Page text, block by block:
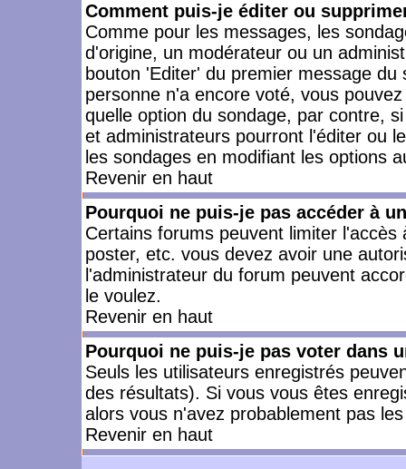
Comment puis-je éditer ou
Comme pour les messages, les
d'origine, un modérateur ou un
bouton 'Editer' du premier message
personne n'a encore voté, vous
quelle option du sondage, par contre,
et administrateurs pourront l'éditer ou
les sondages en modifiant les options
Revenir en haut
Pourquoi ne puis-je pas accéder à
Certains forums peuvent limiter
poster, etc. vous devez avoir une
l'administrateur du forum peuvent
le voulez.
Revenir en haut
Pourquoi ne puis-je pas voter dans
Seuls les utilisateurs enregistrés
des résultats). Si vous vous êtes
alors vous n'avez probablement pas
Revenir en haut